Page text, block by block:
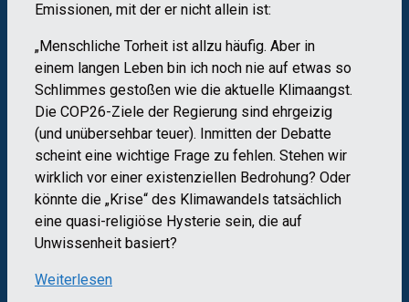
Emissionen, mit der er nicht allein ist:
„Menschliche Torheit ist allzu häufig. Aber in
einem langen Leben bin ich noch nie auf etwas so
Schlimmes gestoßen wie die aktuelle Klimaangst.
Die COP26-Ziele der Regierung sind ehrgeizig
(und unübersehbar teuer). Inmitten der Debatte
scheint eine wichtige Frage zu fehlen. Stehen wir
wirklich vor einer existenziellen Bedrohung? Oder
könnte die „Krise“ des Klimawandels tatsächlich
eine quasi-religiöse Hysterie sein, die auf
Unwissenheit basiert?
Weiterlesen